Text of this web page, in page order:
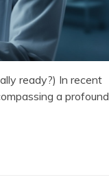
ready?) In recent
a profound